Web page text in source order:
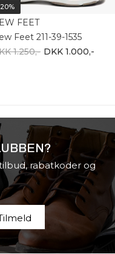
FEET
Feet 211-39-1535
1.250,- DKK 1.000,-
rabatkoder og